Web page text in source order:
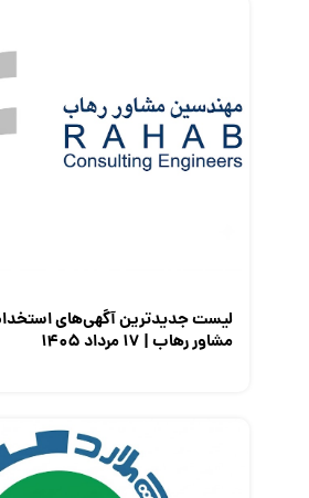
گزارش‌های آماری
مصاحبه شغلی
معرفی شرکت ها
لیست جدیدترین آگهی‌های
مشاور رهاب | ۱۷ مرداد ۱۴۰۵